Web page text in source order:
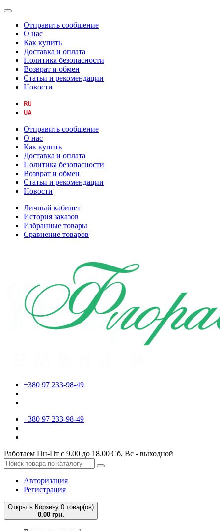
Отправить сообщение
О нас
Как купить
Доставка и оплата
Политика безопасности
Возврат и обмен
Статьи и рекомендации
Новости
Отправить сообщение
О нас
Как купить
Доставка и оплата
Политика безопасности
Возврат и обмен
Статьи и рекомендации
Новости
Личный кабинет
История заказов
Избранные товары
Сравнение товаров
+380 97 233-98-49
+380 97 233-98-49
Работаем Пн-Пт с 9.00 до 18.00 Сб, Вс - выходной
Авторизация
Регистрация
Открыть Корзину 0 товар(ов)
0.00 грн.